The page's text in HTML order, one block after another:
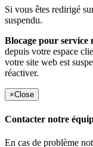
Si vous êtes redirigé
suspendu.
Blocage pour service
depuis votre espace
votre site web est
réactiver.
×Close
Contacter notre
En cas de problème